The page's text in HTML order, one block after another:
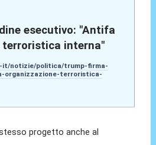
esecutivo: "Antifa
terroristica interna"
it/notizie/politica/trump-firma-
organizzazione-terroristica-
progetto anche al